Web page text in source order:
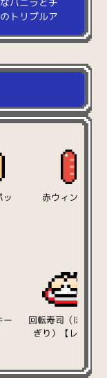
の ト リ プルア
ッ
赤ウィンナー
ー
回転寿司（ほたて
ぎり）【レッド】